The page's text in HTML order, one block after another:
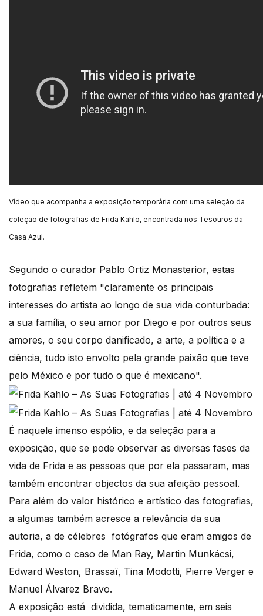
Vídeo que acompanha a exposição temporária com uma seleção da
coleção de fotografias de Frida Kahlo, encontrada nos Tesouros da
Casa Azul.
Segundo o curador Pablo Ortiz Monasterior, estas
fotografias refletem "claramente os principais
interesses do artista ao longo de sua vida conturbada:
a sua família, o seu amor por Diego e por outros seus
amores, o seu corpo danificado, a arte, a política e a
ciência, tudo isto envolto pela grande paixão que teve
pelo México e por tudo o que é mexicano".
É naquele imenso espólio, e da seleção para a
exposição, que se pode observar as diversas fases da
vida de Frida e as pessoas que por ela passaram, mas
também encontrar objectos da sua afeição pessoal.
Para além do valor histórico e artístico das fotografias,
a algumas também acresce a relevância da sua
autoria, a de célebres fotógrafos que eram amigos de
Frida, como o caso de Man Ray, Martin Munkácsi,
Edward Weston, Brassaï, Tina Modotti, Pierre Verger e
Manuel Álvarez Bravo.
A exposição está dividida, tematicamente, em seis